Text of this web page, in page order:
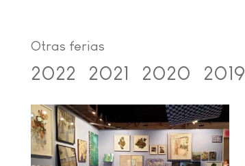
Otras ferias
2022 2021 2020 2019